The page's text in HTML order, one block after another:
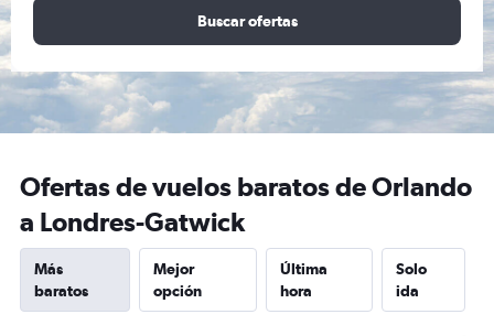
Buscar ofertas
Ofertas de vuelos baratos de Orlando
a Londres-Gatwick
Más
baratos
Mejor
opción
Última
hora
Solo
ida